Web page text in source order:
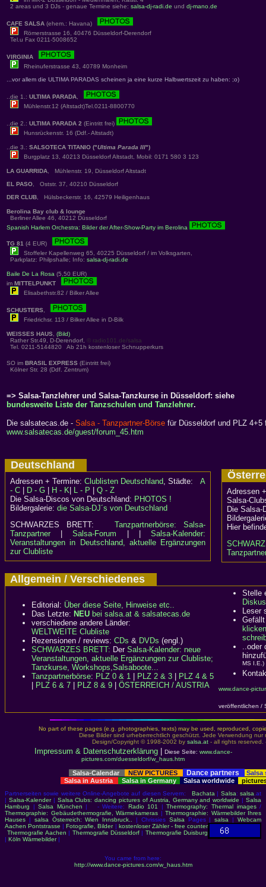
2 areas und 3 DJs - genaue Termine siehe: salsa-dj-radi.de und dj-mano.de
CAFE SALSA (ehem.: Havana)
Römerstrasse 16, 40476 Düsseldorf-Derendorf
Tel.u Fax 0211-5008652
VIRGINIA
Rheinuferstrasse 43, 40789 Monheim
...vor allem die ULTIMA PARADAS scheinen ja eine kurze Halbwertszeit zu haben: ;o)
..die 1.: ULTIMA PARADA,
Mühlenstr.12 (Altstadt)Tel.0211-8800770
..die 2.: ULTIMA PARADA 2 (Eintritt frei)
Hunsrückenstr. 16 (Ddf.- Altstadt)
..die 3.: SALSOTECA TITANIO ("Ultima Parada III")
Burgplatz 13, 40213 Düsseldorf Altstadt, Mobil: 0171 580 3 123
LA GUARRIDA, Mühlenstr. 19, Düsseldorf Altstadt
EL PASO, Oststr. 37, 40210 Düsseldorf
DER CLUB, Hülsbeckerstr. 16, 42579 Heiligenhaus
Berolina Bay club & lounge
Berliner Allee 46, 40212 Düsseldorf
Spanish Harlem Orchestra: Bilder der After-Show-Party im Berolina
TG 81 (4 EUR)
Stoffeler Kapellenweg 65, 40225 Düsseldorf / im Volksgarten,
Parkplatz: Philpshalle; Info: salsa-dj-radi.de
Baile De La Rosa (5,50 EUR)
im MITTELPUNKT
Elisabethstr.82 / Bilker Allee
SCHUSTERS,
Friedrichsr. 113 / Bilker Allee in D-Bilk
WEISSES HAUS, (Bild)
Rather Str.49, D-Derendorf, © radio101.de/salsa
Tel. 0211-5144820 Ab 21h kostenloser Schnupperkurs
SO im BRASIL EXPRESS (Eintritt frei)
Kölner Str. 28 (Ddf. Zentrum)
=> Salsa-Tanzlehrer und Salsa-Tanzkurse in Düsseldorf: siehe
bundesweite Liste der Tanzschulen und Tanzlehrer.
Die salsatecas.de - Salsa - Tanzpartner-Börse für Düsseldorf und PLZ 4+5
www.salsatecas.de/guest/forum_45.htm
Deutschland
Adressen + Termine: Clublisten Deutschland, Städte: A
- C
D - G H - K L - P
Q - Z
Die Salsa-Discos von Deutschland: PHOTOS !
Bildergalerie: die Salsa-DJ´s von Deutschland
SCHWARZES BRETT:Tanzpartnerbörse: Salsa-
Tanzpartner|Salsa-Forum | |Salsa-Kalender:
Veranstaltungen in Deutschland, aktuelle Ergänzungen
zur Clubliste
Adressen
Salsa-
Die
Hier
Allgemein / Verschiedenes
Editorial: Über diese Seite, Hinweise etc..
Das Letzte: NEU bei salsa.at & salsatecas.de
verschiedene andere Länder:
WELTWEITE Clubliste
Rezensionen / reviews: CDs & DVDs (engl.)
SCHWARZES BRETT: Der Salsa-Kalender: neue
Veranstaltungen, aktuelle Ergänzungen zur Clubliste;
Tanzkurse, Workshops,Salsaboote...
Tanzpartnerbörse: PLZ 0 & 1 PLZ 2 & 3
PLZ 4 & 5
PLZ 6 & 7 PLZ 8 & 9 ÖSTERREICH / AUSTRIA
Stelle
Leser
klicken
..oder
MS I.E.)
www.dance-
veröffentlichen /
No part of these pages (e.g. photographies, texts) may be used, reproduced,
Diese Bilder sind urheberrechtlich geschützt. Jede Verwendung
Design/Copyright © 1998-2002 by salsa.at - all rights reserved.
Impressum & Datenschutzerklärung| Diese Seite: www.dance-
pictures.com/duesseldorf/w_haus.htm
Salsa-Calendar NEW PICTURES Dance partners
Salsa
Salsa in Austria
Salsa in Germany Salsa worldwide
Partnerseiten sowie weitere Online-Angebote auf diesen Servern: Bachata | Salsa:salsa .at
| Salsa-Kalender| Salsa Clubs: dancing pictures of Austria, Germany and worldwide |Salsa
Hamburg |Salsa München | - Weitere: Radio 101 |Thermography: Thermal images/
Thermographie: Gebäudethermografie, Wärmekameras | Thermographie: Wärmebilder Ihres
Hauses | salsa Österreich: Wien Innsbruck.. | Chrissies Salsa Pages |salsa |Webcam
Aachen Pontstrasse |Fotografie, Bilder| kostenloser Zähler - free counter
Thermografie Aachen | Thermografie Düsseldorf| Thermografie Duisburg
| Köln Wärmebilder|
You came from here:
http://www.dance-pictures.com/w_haus.htm